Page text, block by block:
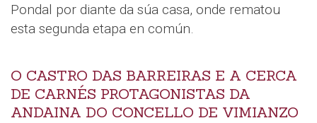
Pondal por diante da súa casa, onde rematou
esta segunda etapa en común.
O CASTRO DAS BARREIRAS E A CERCA
DE CARNÉS PROTAGONISTAS DA
ANDAINA DO CONCELLO DE VIMIANZO